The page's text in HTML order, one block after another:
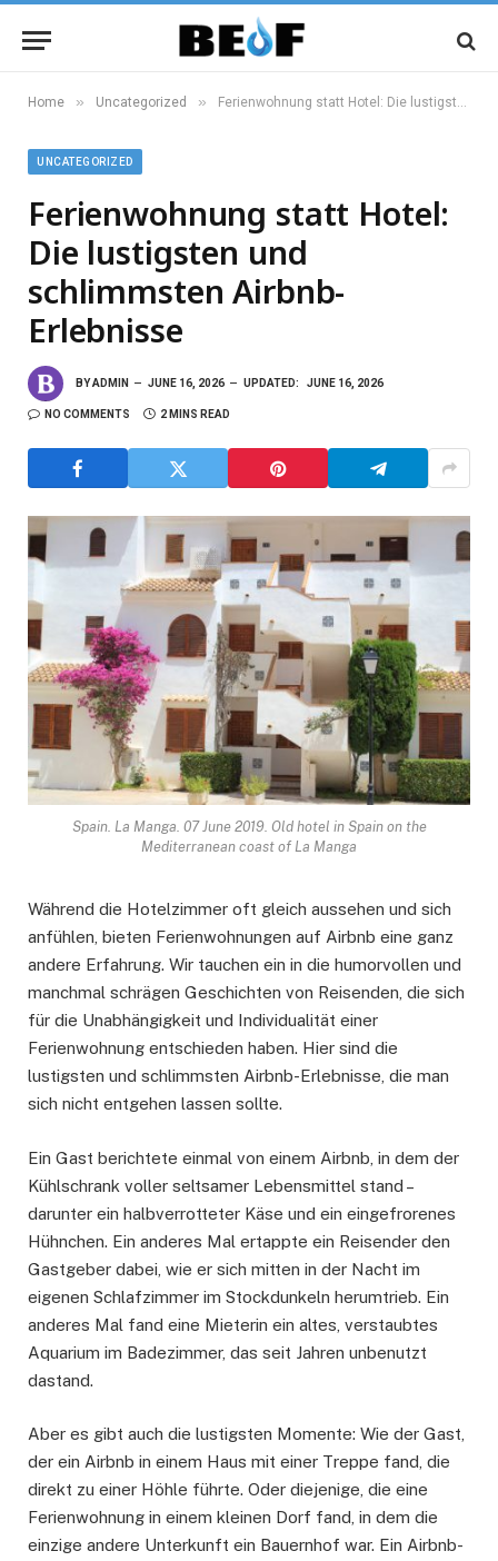
Home » Uncategorized » Ferienwohnung statt Hotel: Die lustigsten und schlimmsten Airbnb-Erlebnisse
UNCATEGORIZED
Ferienwohnung statt Hotel:
Die lustigsten und
schlimmsten Airbnb-
Erlebnisse
BYADMIN JUNE 16, 2026 UPDATED: JUNE 16, 2026
NO COMMENTS 2 MINS READ
Spain. La Manga. 07 June 2019. Old hotel in Spain on the
Mediterranean coast of La Manga
Während die Hotelzimmer oft gleich aussehen und sich
anfühlen, bieten Ferienwohnungen auf Airbnb eine ganz
andere Erfahrung. Wir tauchen ein in die humorvollen und
manchmal schrägen Geschichten von Reisenden, die sich
für die Unabhängigkeit und Individualität einer
Ferienwohnung entschieden haben. Hier sind die
lustigsten und schlimmsten Airbnb-Erlebnisse, die man
sich nicht entgehen lassen sollte.
Ein Gast berichtete einmal von einem Airbnb, in dem der
Kühlschrank voller seltsamer Lebensmittel stand –
darunter ein halbverrotteter Käse und ein eingefrorenes
Hühnchen. Ein anderes Mal ertappte ein Reisender den
Gastgeber dabei, wie er sich mitten in der Nacht im
eigenen Schlafzimmer im Stockdunkeln herumtrieb. Ein
anderes Mal fand eine Mieterin ein altes, verstaubtes
Aquarium im Badezimmer, das seit Jahren unbenutzt
dastand.
Aber es gibt auch die lustigsten Momente: Wie der Gast,
der ein Airbnb in einem Haus mit einer Treppe fand, die
direkt zu einer Höhle führte. Oder diejenige, die eine
Ferienwohnung in einem kleinen Dorf fand, in dem die
einzige andere Unterkunft ein Bauernhof war. Ein Airbnb-